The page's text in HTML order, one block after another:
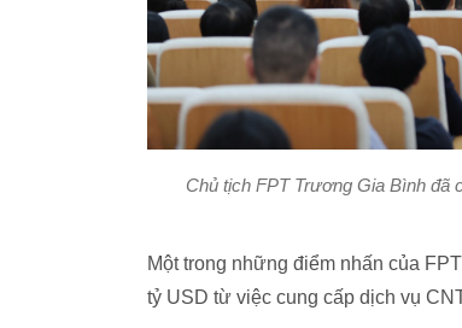
Chủ tịch FPT Trương Gia Bình đã
Một trong những điểm nhấn của
tỷ USD từ việc cung cấp dịch vụ